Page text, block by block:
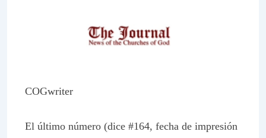
COGwriter
El último número (dice #164, fecha de impresión